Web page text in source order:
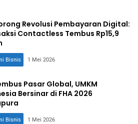
Revolusi Pembayaran Digital:
Contactless Tembus Rp15,9
Bisnis 1 Mei 2026
Pasar Global, UMKM
Bersinar di FHA 2026
Bisnis 1 Mei 2026